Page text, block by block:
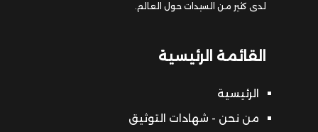
لدى كثير من السيدات حول العالم.
القائمة الرئيسية
الرئيسية
من نحن - شهادات التوثيق